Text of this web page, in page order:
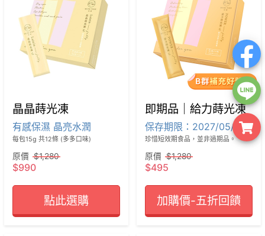
晶晶蒔光凍
有感保濕 晶亮水潤
每包15g 共12條 (多多口味)
原價 $1,280
$990
點此選購
即期品｜給力蒔光凍
保存期限：2027/05/26
珍惜短效期食品，並非過期品。
原價 $1,280
$495
加購價-五折回饋